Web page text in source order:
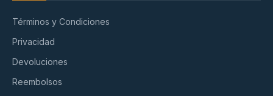
Términos y Condiciones
Privacidad
Devoluciones
Reembolsos